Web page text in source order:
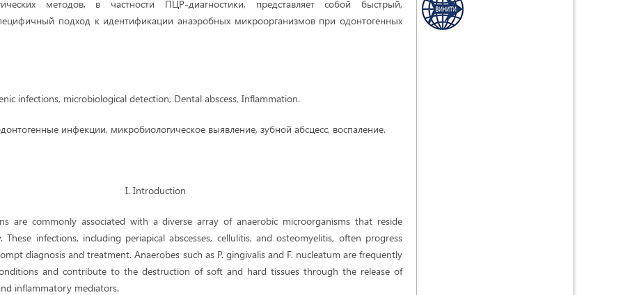
методов, в частности ПЦР-диагностики, представляет собой быстрый,
подход к идентификации анаэробных микроорганизмов при одонтогенных
infections, microbiological detection, Dental abscess, Inflammation.
инфекции, микробиологическое выявление, зубной абсцесс, воспаление.
I. Introduction
are commonly associated with a diverse array of anaerobic microorganisms that reside
infections, including periapical abscesses, cellulitis, and osteomyelitis, often progress
diagnosis and treatment. Anaerobes such as P. gingivalis and F. nucleatum are frequently
and contribute to the destruction of soft and hard tissues through the release of
inflammatory mediators.